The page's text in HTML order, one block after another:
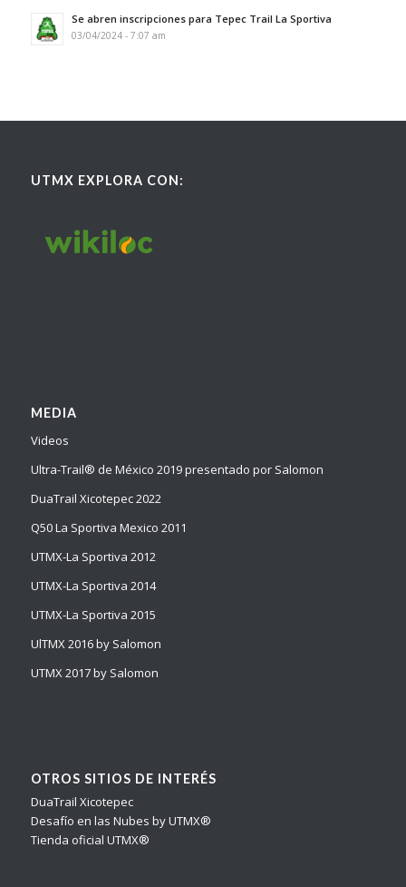
Se abren inscripciones para Tepec Trail La Sportiva
03/04/2024 - 7:07 am
UTMX EXPLORA CON:
MEDIA
Videos
Ultra-Trail® de México 2019 presentado por Salomon
DuaTrail Xicotepec 2022
Q50 La Sportiva Mexico 2011
UTMX-La Sportiva 2012
UTMX-La Sportiva 2014
UTMX-La Sportiva 2015
UlTMX 2016 by Salomon
UTMX 2017 by Salomon
OTROS SITIOS DE INTERÉS
DuaTrail Xicotepec
Desafío en las Nubes by UTMX®
Tienda oficial UTMX®